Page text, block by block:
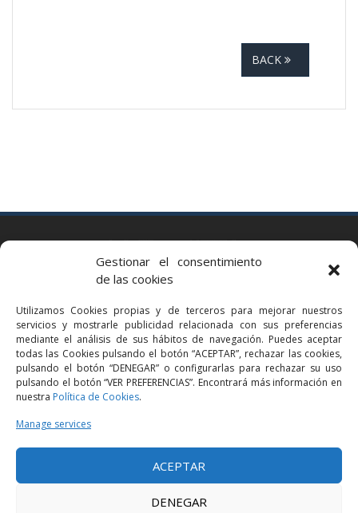
Gestionar el consentimiento
de las cookies
Utilizamos Cookies propias y de terceros para mejorar nuestros
servicios y mostrarle publicidad relacionada con sus preferencias
mediante el análisis de sus hábitos de navegación. Puedes aceptar
todas las Cookies pulsando el botón “ACEPTAR”, rechazar las cookies,
pulsando el botón “DENEGAR” o configurarlas para rechazar su uso
pulsando el botón “VER PREFERENCIAS”. Encontrará más información en
nuestra Política de Cookies.
Manage services
ACEPTAR
DENEGAR
BACK
Via Augusta 2 bis, 3º, 08006 Barcelona
bcn@bellavistalegal.eu
GRANOLLERS
C/ Sant Jaume, 16 1r, 08401 Granollers (Bcn)
+34 93 860 39 60
grn@bellavistalegal.eu
MADRID
C/ Serrano 114, 2º izq. 28006 Madrid.
+34 91 431 98 21 | +34 91 431 98 95
mad@bellavistalegal.eu